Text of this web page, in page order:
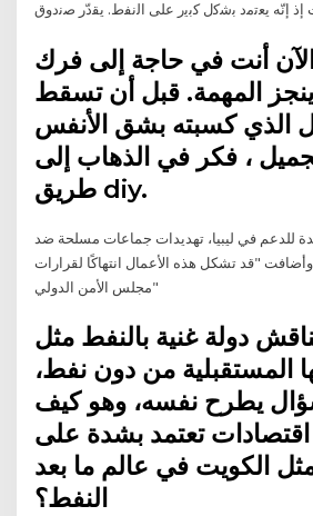
ﺇﻧّﻪ ﻳﻌﺗﻣﺩ ﺑﺷﻛﻝ ﻛﺑﻳﺭ ﻋﻠﻰ ﺍﻟﻧﻔﻁ. ﻳﻘﺩّﺭ ﺻﻧﺩﻭﻕ
الآن أنت في حاجة إلى فرك
المهمة. قبل أن تسقط
الذي كسبته بشق الأنفس
، فكر في الذهاب إلى
طريق diy.
للدعم في ليبيا، تهديدات جماعات مسلحة ضد
"قد تشكل هذه الأعمال انتهاكًا لقرارات
مجلس الأمن الدولي"
دولة غنية بالنفط مثل
المستقبلية من دون نفط،
يطرح نفسه، وهو كيف
تعتمد بشدة على
الكويت في عالم ما بعد
النفط؟